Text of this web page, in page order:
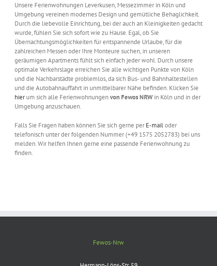
Unsere Ferienwohnungen Leverkusen, Messezimmer in Köln und
Umgebung vereinen modernes Design und gemütliche Behaglichkeit.
Durch die liebevolle Einrichtung, bei der auch an Kleinigkeiten gedacht
wurde, fühlen Sie sich sofort wie zu Hause. Egal, ob Sie
Übernachtungsmöglichkeiten für entspannende Urlaube, für die
zahlreichen Messen oder Ihre Monteure suchen, in unseren
geräumigen Apartments fühlt sich einfach jeder wohl. Durch unsere
optimale Verkehrslage erreichen Sie alle wichtigen Punkte von Köln
und die Nachbarstädte problemlos, da sich Bus- und Bahnhaltestellen
und die Autobahnauffahrt in unmittelbarer Nähe befinden. Klicken Sie
hierum sich alle Ferienwohnungenvon Fewos NRW in Köln und in der
Umgebung anzuschauen.
Falls Sie Fragen haben können Sie sich gerne perE-mailoder
telefonisch unter der folgenden Nummer (+49 1575 2052783) bei uns
melden. Wir helfen Ihnen gerne eine passende Ferienwohnung zu
finden.
Fewos-Nrw